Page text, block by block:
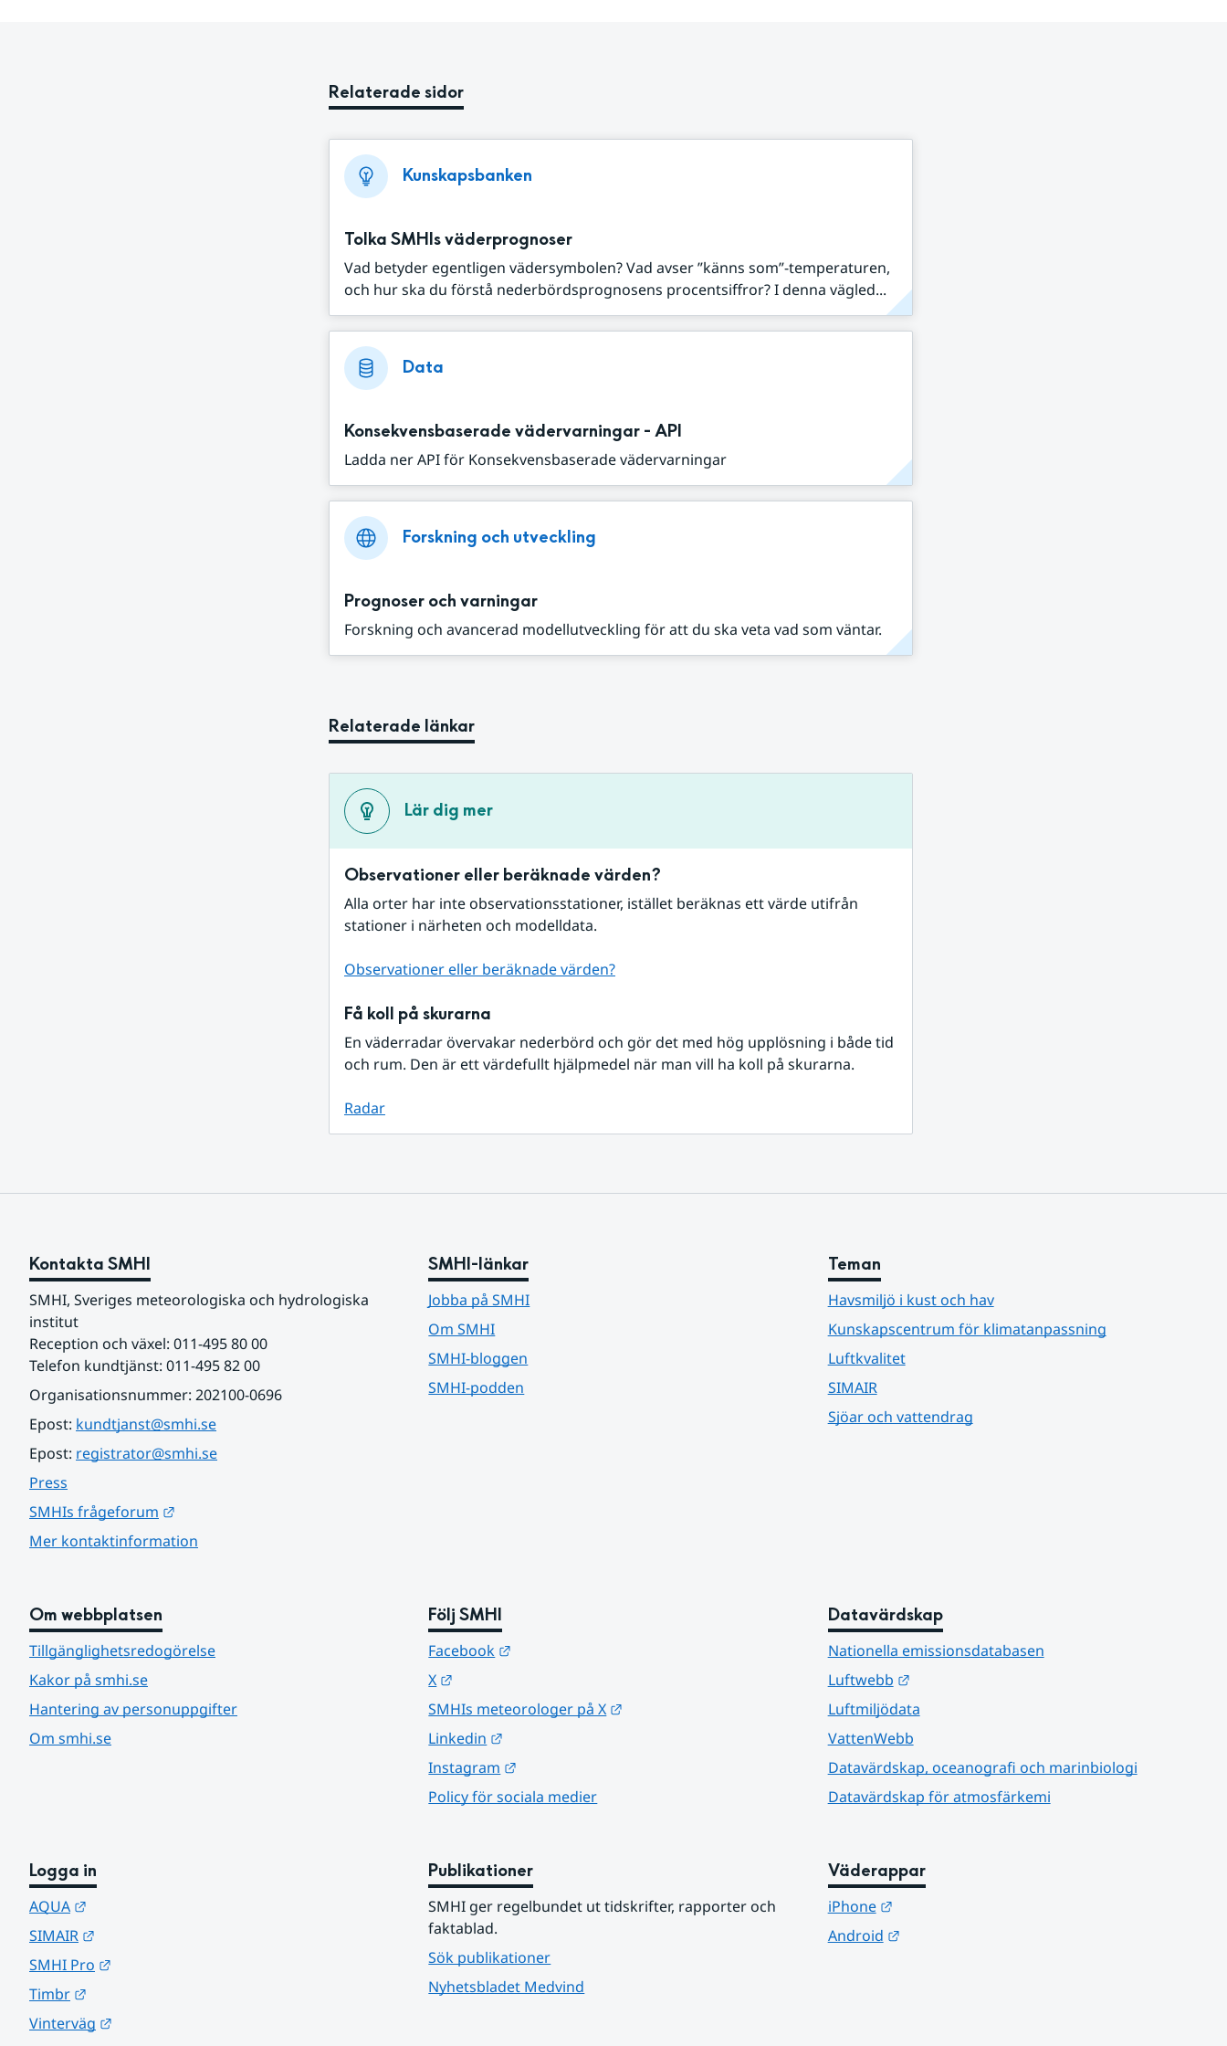
Relaterade sidor
Kunskapsbanken
Tolka SMHIs väderprognoser
Vad betyder egentligen vädersymbolen? Vad avser ”känns som”-temperaturen,
och hur ska du förstå nederbördsprognosens procentsiffror? I denna vägled...
Data
Konsekvensbaserade vädervarningar - API
Ladda ner API för Konsekvensbaserade vädervarningar
Forskning och utveckling
Prognoser och varningar
Forskning och avancerad modellutveckling för att du ska veta vad som väntar.
Relaterade länkar
Lär dig mer
Observationer eller beräknade värden?
Alla orter har inte observationsstationer, istället beräknas ett värde utifrån
stationer i närheten och modelldata.
Observationer eller beräknade värden?
Få koll på skurarna
En väderradar övervakar nederbörd och gör det med hög upplösning i både tid
och rum. Den är ett värdefullt hjälpmedel när man vill ha koll på skurarna.
Radar
Kontakta SMHI
SMHI, Sveriges meteorologiska och hydrologiska
institut
Reception och växel: 011-495 80 00
Telefon kundtjänst: 011-495 82 00
Organisationsnummer: 202100-0696
Epost: kundtjanst@smhi.se
Epost: registrator@smhi.se
Press
SMHIs frågeforum
Mer kontaktinformation
SMHI-länkar
Jobba på SMHI
Om SMHI
SMHI-bloggen
SMHI-podden
Teman
Havsmiljö i kust och hav
Kunskapscentrum för klimatanpassning
Luftkvalitet
SIMAIR
Sjöar och vattendrag
Om webbplatsen
Tillgänglighetsredogörelse
Kakor på smhi.se
Hantering av personuppgifter
Om smhi.se
Följ SMHI
Facebook
X
SMHIs meteorologer på X
Linkedin
Instagram
Policy för sociala medier
Datavärdskap
Nationella emissionsdatabasen
Luftwebb
Länk till annan webbplats.
Luftmiljödata
VattenWebb
Datavärdskap, oceanografi och marinbiologi
Datavärdskap för atmosfärkemi
Logga in
AQUA
SIMAIR
SMHI Pro
Timbr
Vinterväg
Publikationer
SMHI ger regelbundet ut tidskrifter, rapporter och
faktablad.
Sök publikationer
Nyhetsbladet Medvind
Väderappar
iPhone
Länk till annan webbplats.
Android
Länk till annan webbplats.